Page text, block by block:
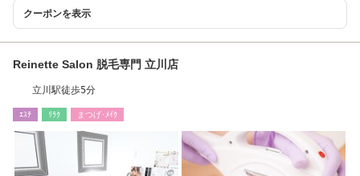
クーポンを表示
Reinette Salon 脱毛専門 立川店
立川駅徒歩5分
ｴｽﾃ ﾘﾗｸ まつげ･ﾒｲｸ